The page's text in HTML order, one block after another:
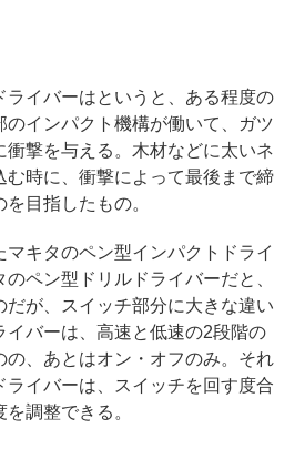
イバーはというと、ある程度の
のインパクト機構が働いて、ガツ
衝撃を与える。木材などに太いネ
む時に、衝撃によって最後まで締
目指したもの。
マキタのペン型インパクトドライ
ペン型ドリルドライバーだと、
だが、スイッチ部分に大きな違い
イバーは、高速と低速の2段階の
の、あとはオン・オフのみ。それ
ライバーは、スイッチを回す度合
調整できる。